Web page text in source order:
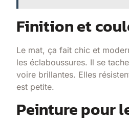
Finition et
Le mat, ça fait chic et
les éclaboussures. Il se
voire brillantes. Elles
est petite.
Peinture pour